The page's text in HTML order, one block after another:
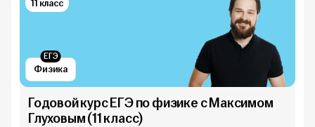
Физика
ЕГЭ
11 класс
Годовой курс ЕГЭ по физике с Максимом
Глуховым (11 класс)